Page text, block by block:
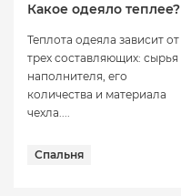
Какое одеяло теплее?
Теплота одеяла зависит от
трех составляющих: сырья
наполнителя, его
количества и материала
чехла....
Спальня